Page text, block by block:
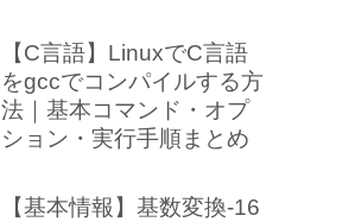
【C言語】LinuxでC言語
をgccでコンパイルする方
法｜基本コマンド・オプ
ション・実行手順まとめ
【基本情報】基数変換-16